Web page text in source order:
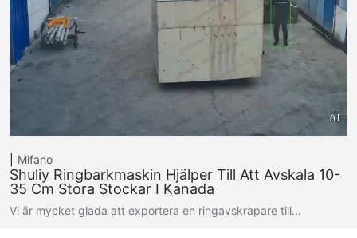
Mifano
Shuliy Ringbarkmaskin Hjälper Till Att Avskala 10-
35 Cm Stora Stockar I Kanada
Vi är mycket glada att exportera en ringavskrapare till…